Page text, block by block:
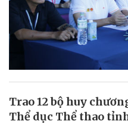
Trao 12 bộ huy
Thể dục Thể thao